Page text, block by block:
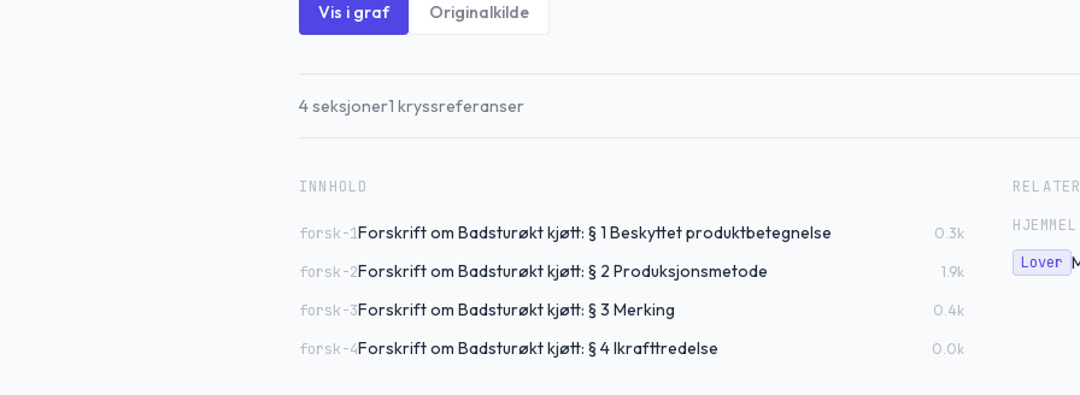
Vis i graf Originalkilde
4seksjoner1 kryssreferanser
INNHOLD
forsk-1Forskrift om Badsturøkt kjøtt: § 1 Beskyttet produktbetegnelse 0.3k
forsk-2Forskrift om Badsturøkt kjøtt: § 2 Produksjonsmetode 1.9k
forsk-3Forskrift om Badsturøkt kjøtt: § 3 Merking 0.4k
forsk-4Forskrift om Badsturøkt kjøtt: § 4 Ikrafttredelse 0.0k
HJEMMEL
Lover